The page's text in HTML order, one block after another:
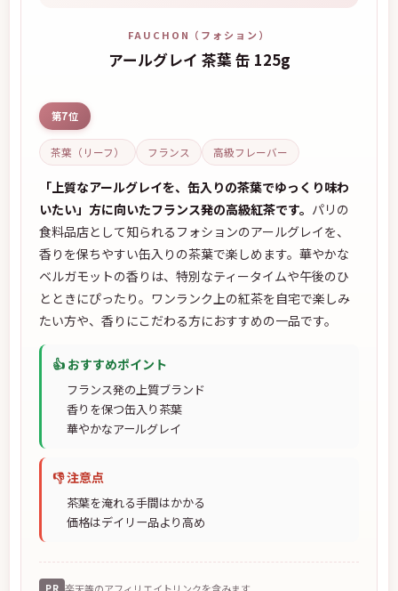
FAUCHON（フォション）
アールグレイ 茶葉 缶 125g
第7位
茶葉（リーフ） フランス 高級フレーバー
「上質なアールグレイを、缶入りの茶葉でゆっくり味わ
いたい」方に向いたフランス発の高級紅茶です。 パリの
食料品店として知られるフォションのアールグレイを、
香りを保ちやすい缶入りの茶葉で楽しめます。華やかな
ベルガモットの香りは、特別なティータイムや午後のひ
とときにぴったり。ワンランク上の紅茶を自宅で楽しみ
たい方や、香りにこだわる方におすすめの一品です。
👍 おすすめポイント
フランス発の上質ブランド
香りを保つ缶入り茶葉
華やかなアールグレイ
👎 注意点
茶葉を淹れる手間はかかる
価格はデイリー品より高め
PR 楽天等のアフィリエイトリンクを含みます